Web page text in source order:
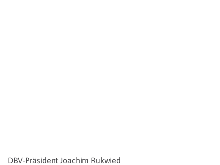
DBV-Präsident Joachim Rukwied